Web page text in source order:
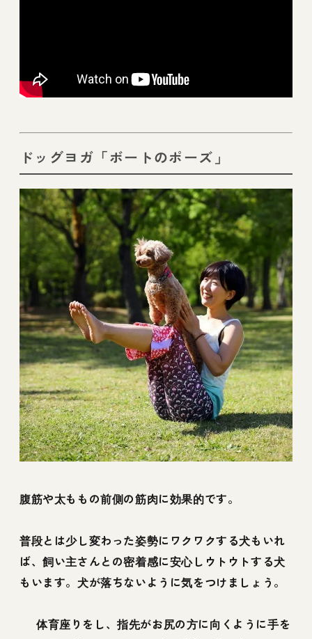
ドッグヨガ「ボートのポーズ」
腹筋や太ももの前側の筋肉に効果的です。
普段とは少し変わった姿勢にワクワクする犬もいれ
ば、飼い主さんとの密着感に安心しウトウトする犬
もいます。犬が落ちないように気をつけましょう。
体育座りをし、指先がお尻の方に向くように手を